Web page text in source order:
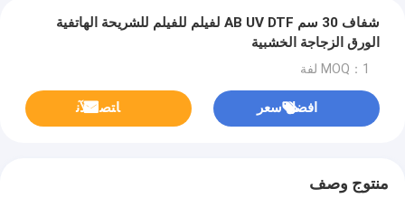
شفاف 30 سم AB UV DTF لفيلم للفيلم للشريحة الهاتفية
الورق الزجاجة الخشبية
MOQ：1 لفة
افضل سعر ﺎﺘﺼﻟ ﺍﻶﻧ
منتوج وصف